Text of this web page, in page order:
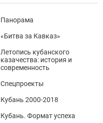
Панорама
«Битва за Кавказ»
Летопись кубанского
казачества: история и
современность
Спецпроекты
Кубань 2000-2018
Кубань. Формат успеха